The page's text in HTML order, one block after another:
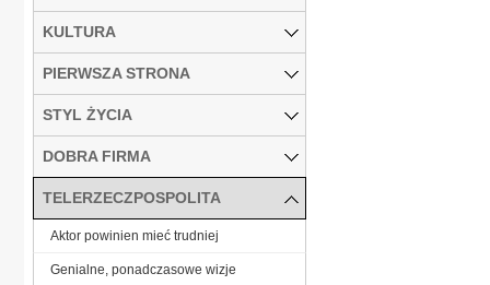
KULTURA
PIERWSZA STRONA
STYL ŻYCIA
DOBRA FIRMA
TELERZECZPOSPOLITA
Aktor powinien mieć trudniej
Genialne, ponadczasowe wizje